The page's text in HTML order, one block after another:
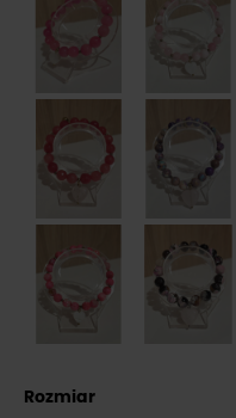
Rozmiar